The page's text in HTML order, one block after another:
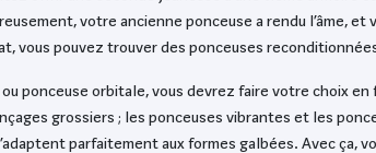
votre ancienne ponceuse a rendu l’âme,
vous pouvez trouver des ponceuses
ponceuse orbitale, vous devrez faire votre choix
grossiers ; les ponceuses vibrantes et les
parfaitement aux formes galbées. Avec ça,